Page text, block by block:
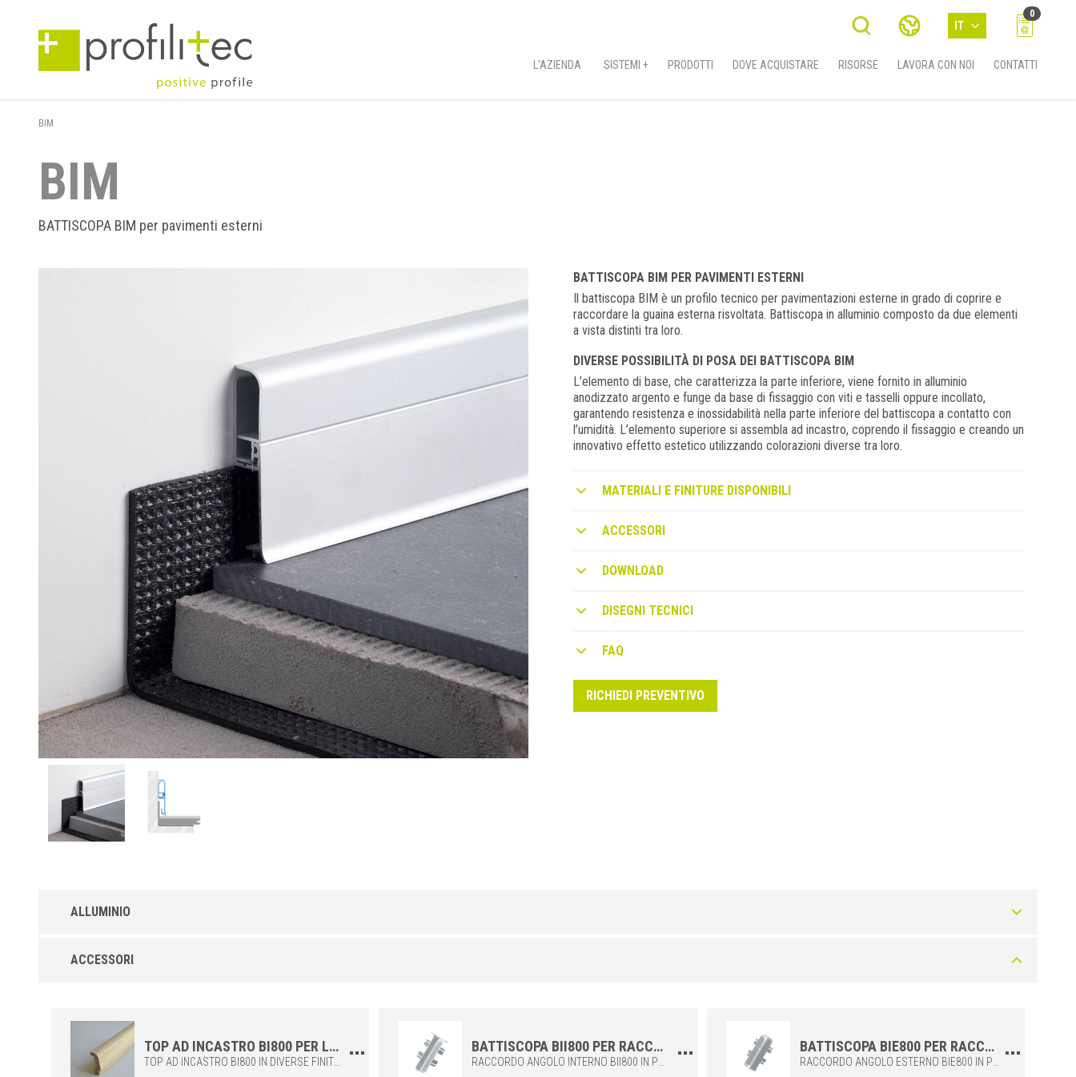
IT
0
L'AZIENDA SISTEMI + PRODOTTI DOVE ACQUISTARE RISORSE LAVORA CON NOI CONTATTI
BIM
BIM
BATTISCOPA BIM per pavimenti esterni
BATTISCOPA BIM PER PAVIMENTI ESTERNI
Il battiscopa BIM è un profilo tecnico per pavimentazioni esterne in grado di coprire e
raccordare la guaina esterna risvoltata. Battiscopa in alluminio composto da due elementi
a vista distinti tra loro.
DIVERSE POSSIBILITÀ DI POSA DEI BATTISCOPA BIM
L’elemento di base, che caratterizza la parte inferiore, viene fornito in alluminio
anodizzato argento e funge da base di fissaggio con viti e tasselli oppure incollato,
garantendo resistenza e inossidabilità nella parte inferiore del battiscopa a contatto con
l’umidità. L’elemento superiore si assembla ad incastro, coprendo il fissaggio e creando un
innovativo effetto estetico utilizzando colorazioni diverse tra loro.
MATERIALI E FINITURE DISPONIBILI
ACCESSORI
DOWNLOAD
DISEGNI TECNICI
FAQ
RICHIEDI PREVENTIVO
ALLUMINIO
Anodizzato
interni (BII800), Raccordi esterni (BIE800) e Tappi terminali
ACCESSORI
TOP AD INCASTRO BI800 PER LE BASI DEI BATTISCOPA BIM800 E BIB800 BATTISCOPA BII800 PER RACCORDARE GLI ANGOLI INTERNI DEI BATTISCOPA BIM800 E BIB800 BATTISCOPA BIE800 PER RACCORDARE GLI ANGOLI ESTERNI DEI BATTISCOPA BIM800 E BIB800